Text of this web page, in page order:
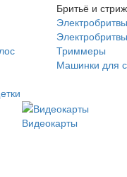
Бритьё и
Электробритвы
Триммеры
Машинки для
Видеокарты